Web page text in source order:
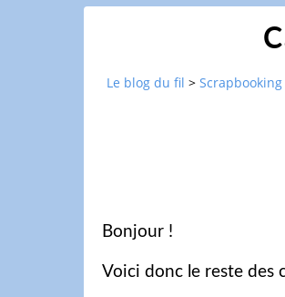
Le blog du fil > Scrapbooking
Bonjour !
Voici donc le reste des